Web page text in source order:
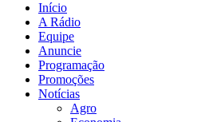
Início
A Rádio
Equipe
Anuncie
Programação
Promoções
Notícias
Agro